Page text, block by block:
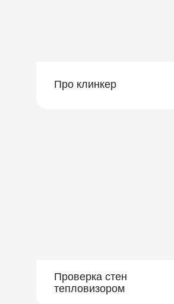
Про клинкер
Проверка стен
тепловизором